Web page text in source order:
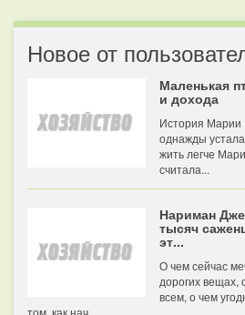
Новое от
Маленькая
и дохода
История Марии
однажды
жить легче
считала...
Нариман
тысяч
эт...
О чем сейчас
дорогих вещах,
всем, о чем
том, как нач...